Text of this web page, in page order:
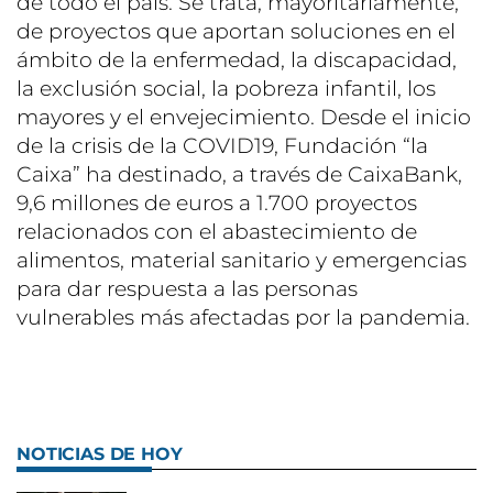
de proyectos que aportan soluciones en el
ámbito de la enfermedad, la discapacidad,
la exclusión social, la pobreza infantil, los
mayores y el envejecimiento. Desde el inicio
de la crisis de la COVID19, Fundación “la
Caixa” ha destinado, a través de CaixaBank,
9,6 millones de euros a 1.700 proyectos
relacionados con el abastecimiento de
alimentos, material sanitario y emergencias
para dar respuesta a las personas
vulnerables más afectadas por la pandemia.
NOTICIAS DE HOY